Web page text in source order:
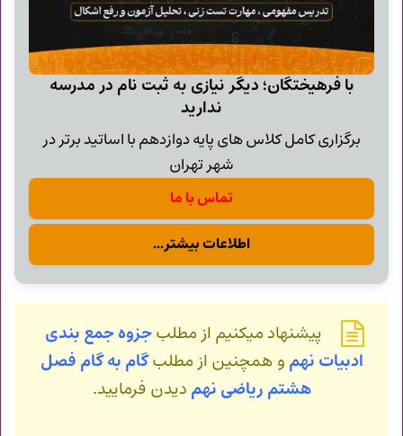
با فرهیختگان؛ دیگر نیازی به ثبت نام در مدرسه
ندارید
برگزاری کامل کلاس های پایه دوازدهم با اساتید برتر در
شهر تهران
تماس با ما
اطلاعات بیشتر...
پیشنهاد میکنیم از مطلبجزوه جمع بندی
ادبیات نهم و همچنین از مطلبگام به گام فصل
هشتم ریاضی نهم دیدن فرمایید.